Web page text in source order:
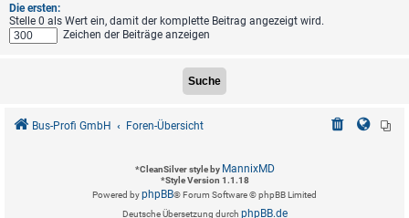
Die ersten:
Stelle 0 als Wert ein, damit der komplette Beitrag angezeigt wird.
Zeichen der Beiträge anzeigen
Bus-Profi GmbH Foren-Übersicht
*CleanSilver style by MannixMD
*Style Version 1.1.18
Powered byphpBB® Forum Software © phpBB Limited
Deutsche Übersetzung durch phpBB.de